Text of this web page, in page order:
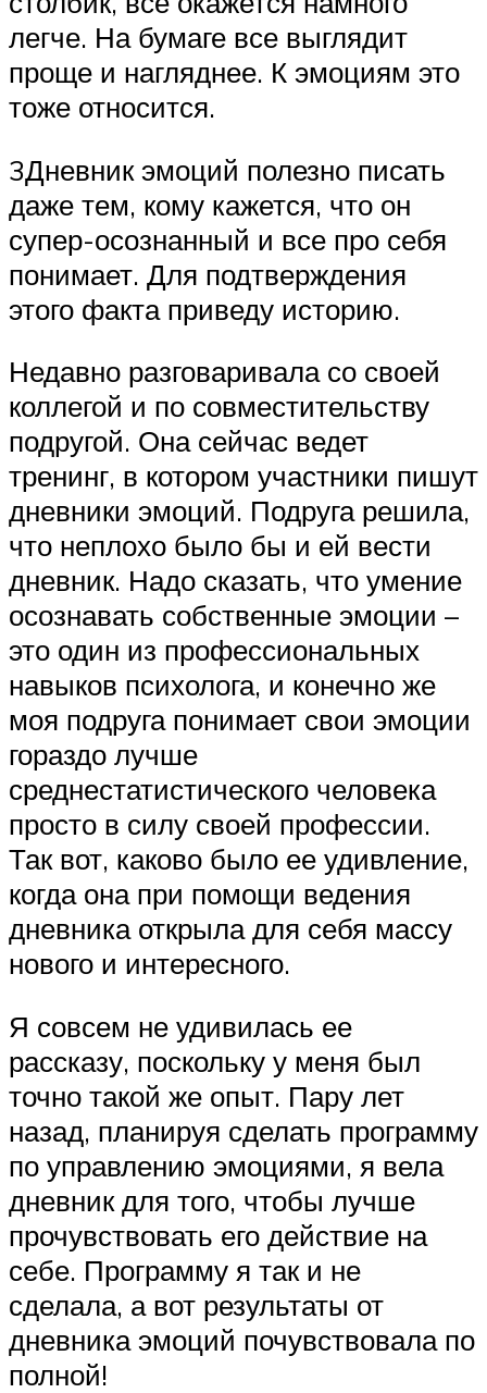
легче. На бумаге все выглядит
проще и нагляднее. К эмоциям это
тоже относится.
3Дневник эмоций полезно писать
даже тем, кому кажется, что он
супер-осознанный и все про себя
понимает. Для подтверждения
этого факта приведу историю.
Недавно разговаривала со своей
коллегой и по совместительству
подругой. Она сейчас ведет
тренинг, в котором участники пишут
дневники эмоций. Подруга решила,
что неплохо было бы и ей вести
дневник. Надо сказать, что умение
осознавать собственные эмоции –
это один из профессиональных
навыков психолога, и конечно же
моя подруга понимает свои эмоции
гораздо лучше
среднестатистического человека
просто в силу своей профессии.
Так вот, каково было ее удивление,
когда она при помощи ведения
дневника открыла для себя массу
нового и интересного.
Я совсем не удивилась ее
рассказу, поскольку у меня был
точно такой же опыт. Пару лет
назад, планируя сделать программу
по управлению эмоциями, я вела
дневник для того, чтобы лучше
прочувствовать его действие на
себе. Программу я так и не
сделала, а вот результаты от
дневника эмоций почувствовала по
полной!